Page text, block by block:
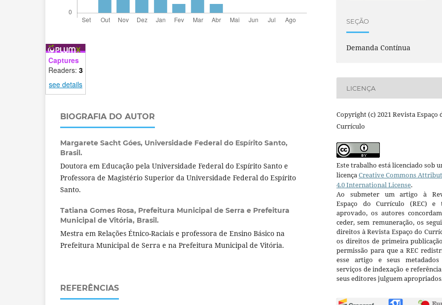
Captures
Readers: 3
see details
BIOGRAFIA DO AUTOR
Margarete Sacht Góes, Universidade Federal do Espírito Santo,
Brasil.
Doutora em Educação pela Universidade Federal do Espírito Santo e
Professora de Magistério Superior da Universidade Federal do Espírito
Santo.
Tatiana Gomes Rosa, Prefeitura Municipal de Serra e Prefeitura
Municipal de Vitória, Brasil.
Mestra em Relações Étnico-Raciais e professora de Ensino Básico na
Prefeitura Municipal de Serra e na Prefeitura Municipal de Vitória.
REFERÊNCIAS
SEÇÃO
Demanda Contínua
LICENÇA
Copyright (c) 2021 Revista Espaço
Currículo
Este trabalho está licenciado sob
licença Creative Commons
4.0 International License.
Ao submeter um artigo à
Espaço do Currículo (REC) e
aprovado, os autores
ceder, sem remuneração, os
direitos à Revista Espaço do
os direitos de primeira
permissão para que a REC
esse artigo e seus metadados
serviços de indexação e
seus editores julguem